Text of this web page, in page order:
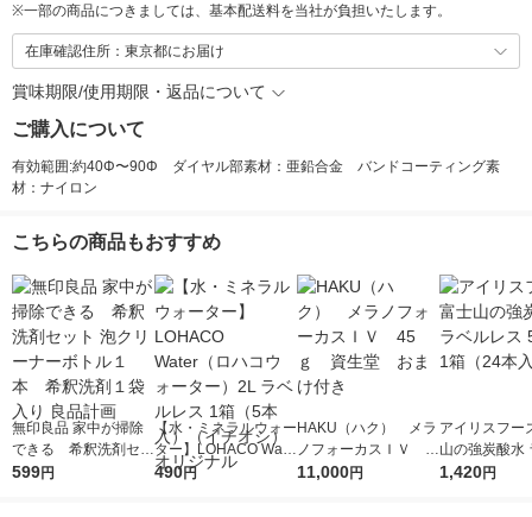
※一部の商品につきましては、基本配送料を当社が負担いたします。
在庫確認住所：東京都にお届け
賞味期限/使用期限・返品について
ご購入について
有効範囲:約40Φ〜90Φ ダイヤル部素材：亜鉛合金 バンドコーティング素
材：ナイロン
こちらの商品もおすすめ
無印良品 家中が掃除
できる 希釈洗剤セッ
ト 泡クリーナーボト
599円
【水・ミネラルウォー
ター】LOHACO Wate
r（ロハコウォータ
490円
HAKU（ハク） メラ
ノフォーカスＩＶ 4
5ｇ 資生堂 おまけ
11,000円
アイリスフー
山の強炭酸水
レス 500ml 1
1,420円